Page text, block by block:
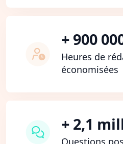
+ 900
Heures de
économisées
+ 2,1
Questions